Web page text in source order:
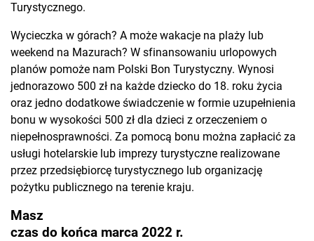
Turystycznego.
Wycieczka w górach? A może wakacje na plaży lub
weekend na Mazurach? W sfinansowaniu urlopowych
planów pomoże nam Polski Bon Turystyczny. Wynosi
jednorazowo 500 zł na każde dziecko do 18. roku życia
oraz jedno dodatkowe świadczenie w formie uzupełnienia
bonu w wysokości 500 zł dla dzieci z orzeczeniem o
niepełnosprawności. Za pomocą bonu można zapłacić za
usługi hotelarskie lub imprezy turystyczne realizowane
przez przedsiębiorcę turystycznego lub organizację
pożytku publicznego na terenie kraju.
Masz
czas do końca marca 2022 r.